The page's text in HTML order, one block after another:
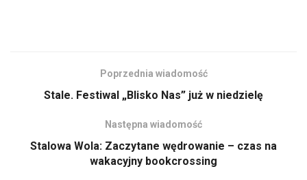
Poprzednia wiadomość
Stale. Festiwal „Blisko Nas” już w niedzielę
Następna wiadomość
Stalowa Wola: Zaczytane wędrowanie – czas na
wakacyjny bookcrossing